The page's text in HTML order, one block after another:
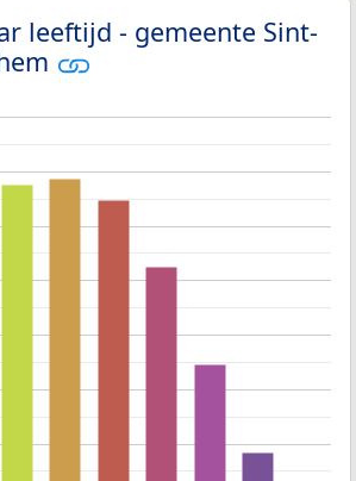
leeftijd - gemeente Sint-